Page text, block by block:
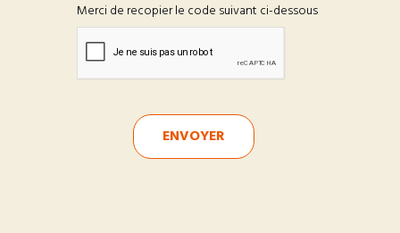
Merci de recopier le code suivant ci-dessous
ENVOYER